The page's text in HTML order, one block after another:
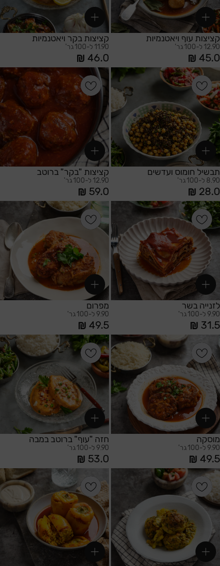
קציצות עוף ויאטנמיות
12.90 ל-100 גר'
45.0
קציצות בקר ויאטנמיות
11.90 ל-100 גר'
46.0
הוספה לסל
תבשיל חומוס ועדשים
8.90 ל-100 גר'
28.0
הוספה לסל
קציצות "בקר" ברוטב
12.90 ל-100 גר'
59.0
הוספה לסל
לזנייה בשר
9.90 ל-100 גר'
31.5
הוספה לסל
מפרום
9.90 ל-100 גר'
49.5
הוספה לסל
מוסקה
9.90 ל-100 גר'
49.5
הוספה לסל
חזה "עוף" ברוטב במבה
9.90 ל-100 גר'
53.0
הוספה לסל הוספה לסל